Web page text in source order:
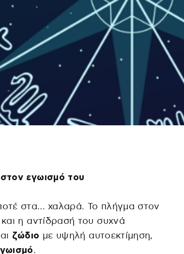
εγωισμό του
στα… χαλαρά. Το πλήγμα στον
η αντίδρασή του συχνά
ζώδιο με υψηλή αυτοεκτίμηση,
.